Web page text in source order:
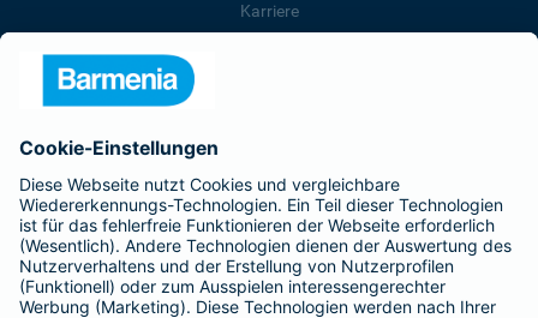
Karriere
Barmenia ist Teil der BarmeniaGothaer
BELIEBTE SEITEN
Kranken-Zusatzversicherung
Tierversicherungen
Haftpflichtversicherung